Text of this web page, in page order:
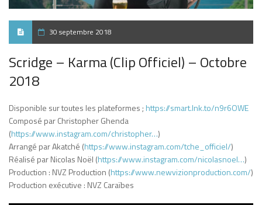
30 septembre 2018
Scridge – Karma (Clip Officiel) – Octobre
2018
Disponible sur toutes les plateformes ; https://smart.lnk.to/n9r6OWE
Composé par Christopher Ghenda
(https://www.instagram.com/christopher…)
Arrangé par Akatché (https://www.instagram.com/tche_officiel/)
Réalisé par Nicolas Noël (https://www.instagram.com/nicolasnoel…)
Production : NVZ Production (https://www.newvizionproduction.com/)
Production exécutive : NVZ Caraïbes